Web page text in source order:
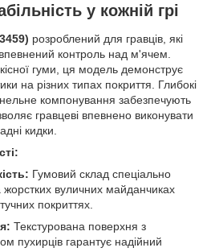
у кожній грі
розроблений для гравців, які
впевнений контроль над м'ячем.
гуми, ця модель демонструє
на різних типах покриття. Глибокі
компонування забезпечують
гравцеві впевнено виконувати
кидки.
Гумовий склад спеціально
жорстких вуличних майданчиках
покриттях.
Текстурована поверхня з
пухирців гарантує надійний